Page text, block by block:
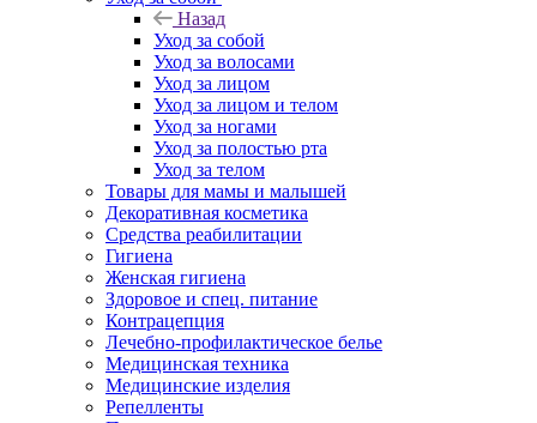
Назад
Уход за собой
Уход за волосами
Уход за лицом
Уход за лицом и телом
Уход за ногами
Уход за полостью рта
Уход за телом
Товары для мамы и малышей
Декоративная косметика
Средства реабилитации
Гигиена
Женская гигиена
Здоровое и спец. питание
Контрацепция
Лечебно-профилактическое белье
Медицинская техника
Медицинские изделия
Репелленты